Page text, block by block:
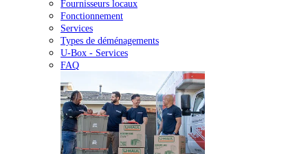
Fournisseurs locaux
Fonctionnement
Services
Types de déménagements
U-Box - Services
FAQ